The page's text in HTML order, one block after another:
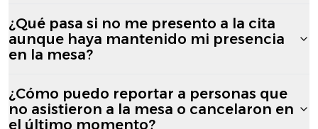
¿Qué pasa si no me presento a la cita
aunque haya mantenido mi presencia
en la mesa?
¿Cómo puedo reportar a personas que
no asistieron a la mesa o cancelaron en
el último momento?